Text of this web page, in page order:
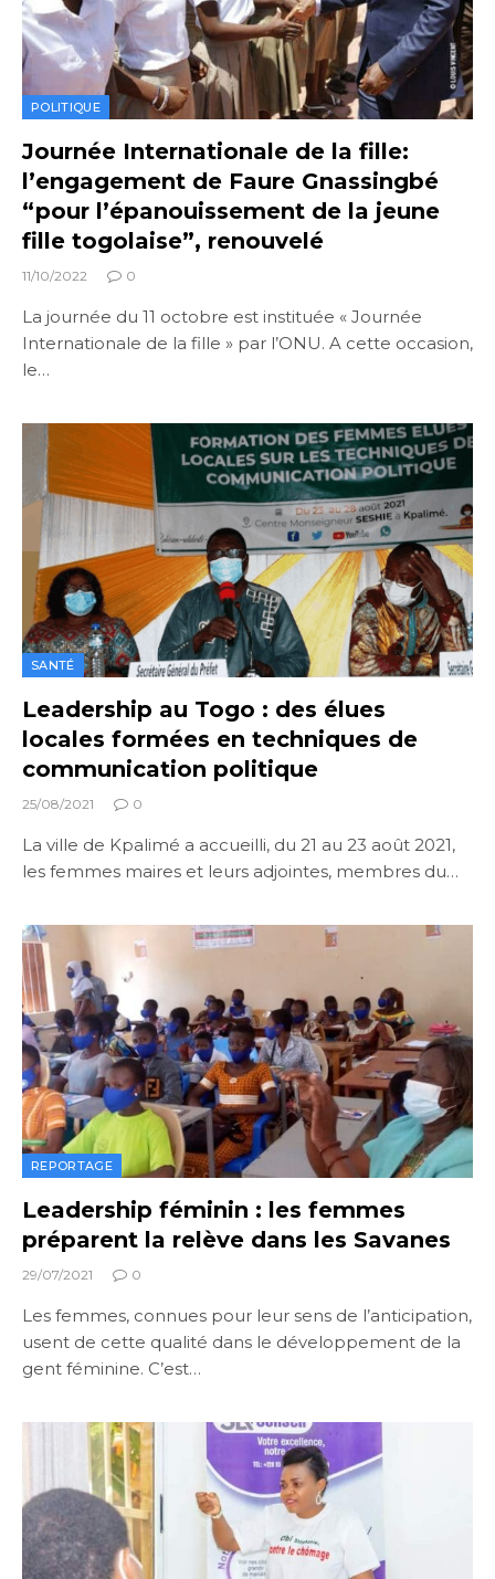
POLITIQUE
Journée Internationale de la fille:
l’engagement de Faure Gnassingbé
“pour l’épanouissement de la jeune
fille togolaise”, renouvelé
11/10/2022 0
La journée du 11 octobre est instituée « Journée
Internationale de la fille » par l’ONU. A cette occasion,
le…
SANTÉ
Leadership au Togo : des élues
locales formées en techniques de
communication politique
25/08/2021 0
La ville de Kpalimé a accueilli, du 21 au 23 août 2021,
les femmes maires et leurs adjointes, membres du…
REPORTAGE
Leadership féminin : les femmes
préparent la relève dans les Savanes
29/07/2021 0
Les femmes, connues pour leur sens de l’anticipation,
usent de cette qualité dans le développement de la
gent féminine. C’est…